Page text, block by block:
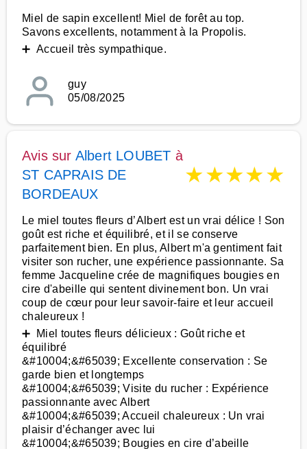
Miel de sapin excellent! Miel de forêt au top.
Savons excellents, notamment à la Propolis.
➕ Accueil très sympathique.
guy
05/08/2025
Avis sur Albert LOUBET à
ST CAPRAIS DE
BORDEAUX
★★★★★
Le miel toutes fleurs d’Albert est un vrai délice ! Son
goût est riche et équilibré, et il se conserve
parfaitement bien. En plus, Albert m'a gentiment fait
visiter son rucher, une expérience passionnante. Sa
femme Jacqueline crée de magnifiques bougies en
cire d'abeille qui sentent divinement bon. Un vrai
coup de cœur pour leur savoir-faire et leur accueil
chaleureux !
➕ Miel toutes fleurs délicieux : Goût riche et
équilibré
&#10004;&#65039; Excellente conservation : Se
garde bien et longtemps
&#10004;&#65039; Visite du rucher : Expérience
passionnante avec Albert
&#10004;&#65039; Accueil chaleureux : Un vrai
plaisir d’échanger avec lui
&#10004;&#65039; Bougies en cire d’abeille